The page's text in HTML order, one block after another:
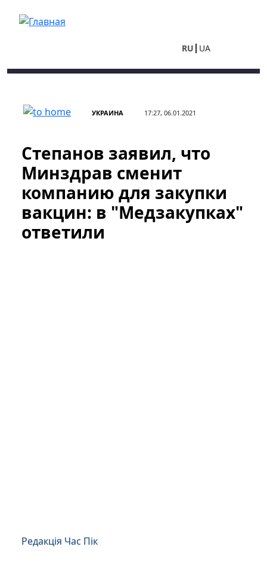
RU UA
УКРАИНА 17:27, 06.01.2021
Степанов заявил, что
Минздрав сменит
компанию для закупки
вакцин: в "Медзакупках"
ответили
Редакція Час Пік